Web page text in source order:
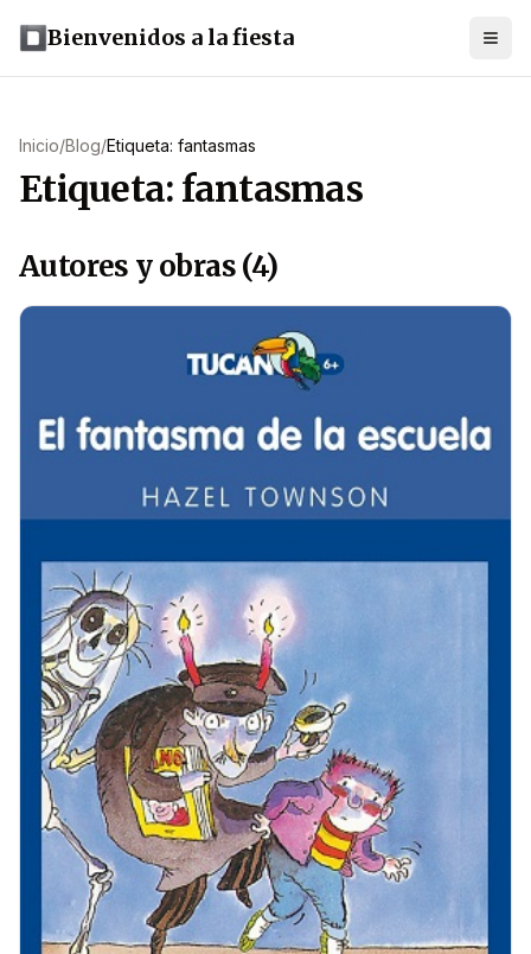
Bienvenidos a la fiesta
Inicio/Blog/Etiqueta: fantasmas
Etiqueta: fantasmas
Autores y obras (4)